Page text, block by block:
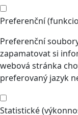
Preferenční
Preferenční
zapamatovat si
webová stránka
preferovaný jazyk
Statistické